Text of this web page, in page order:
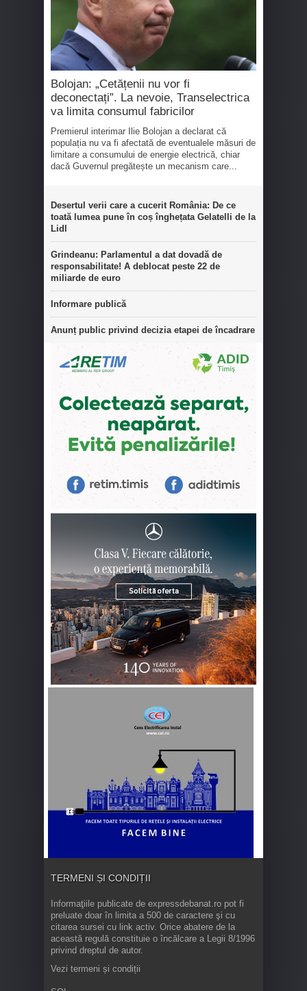
Bolojan: „Cetățenii nu vor fi
deconectați”. La nevoie, Transelectrica
va limita consumul fabricilor
Premierul interimar Ilie Bolojan a declarat că
populația nu va fi afectată de eventualele măsuri de
limitare a consumului de energie electrică, chiar
dacă Guvernul pregătește un mecanism care...
Desertul verii care a cucerit România: De ce
toată lumea pune în coș înghețata Gelatelli de la
Lidl
Grindeanu: Parlamentul a dat dovadă de
responsabilitate! A deblocat peste 22 de
miliarde de euro
Informare publică
Anunț public privind decizia etapei de încadrare
TERMENI ȘI CONDIȚII
Informaţiile publicate de expressdebanat.ro pot fi
preluate doar în limita a 500 de caractere şi cu
citarea sursei cu link activ. Orice abatere de la
această regulă constituie o încălcare a Legii 8/1996
privind dreptul de autor.
Vezi termeni și condiții